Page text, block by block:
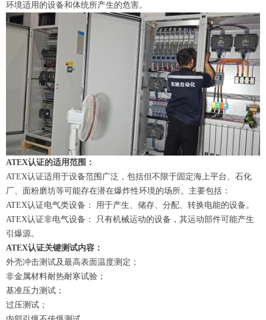
环境适用的设备和体统所产生的危害。
ATEX认证的适用范围：
ATEX认证适用于设备范围广泛，包括但不限于固定海上平台、石化
厂、面粉磨坊等可能存在潜在爆炸性环境的场所。主要包括：
ATEX认证电气类设备： 用于产生、储存、分配、转换电能的设备。
ATEX认证非电气设备： 只有机械运动的设备，其运动部件可能产生
引爆源。
ATEX认证关键测试内容：
外壳冲击测试及最高表面温度测定；
非金属材料耐热耐寒试验；
基准压力测试；
过压测试；